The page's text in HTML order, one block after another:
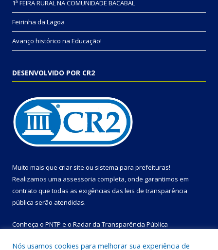
1ª FEIRA RURAL NA COMUNIDADE BACABAL
Feirinha da Lagoa
Avanço histórico na Educação!
DESENVOLVIDO POR CR2
Muito mais que criar site ou sistema para prefeituras!
Realizamos uma assessoria completa, onde garantimos em
contrato que todas as exigências das leis de transparência
pública serão atendidas.
Conheça o PNTP e o Radar da Transparência Pública
Nós usamos cookies para melhorar sua experiência de